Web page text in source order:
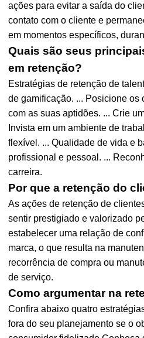
ações para evitar a saída do
contato com o cliente e
em momentos específicos,
Quais são seus
em retenção?
Estratégias de retenção de
de gamificação. ... Posicione os
com as suas aptidões. ... Crie
Invista em um ambiente de
flexível. ... Qualidade de vida e
profissional e pessoal. ...
carreira.
Por que a retenção do
As ações de retenção de
sentir prestigiado e valorizado
estabelecer uma relação de
marca, o que resulta na
recorrência de compra ou
de serviço.
Como argumentar na
Confira abaixo quatro
fora do seu planejamento se o